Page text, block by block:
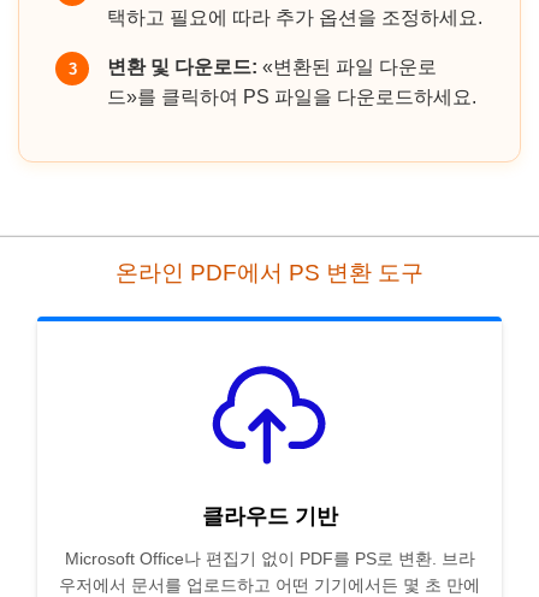
택하고 필요에 따라 추가 옵션을 조정하세요.
3 변환 및 다운로드: «변환된 파일 다운로
드»를 클릭하여 PS 파일을 다운로드하세요.
온라인 PDF에서 PS 변환 도구
클라우드 기반
Microsoft Office나 편집기 없이 PDF를 PS로 변환. 브라
우저에서 문서를 업로드하고 어떤 기기에서든 몇 초 만에